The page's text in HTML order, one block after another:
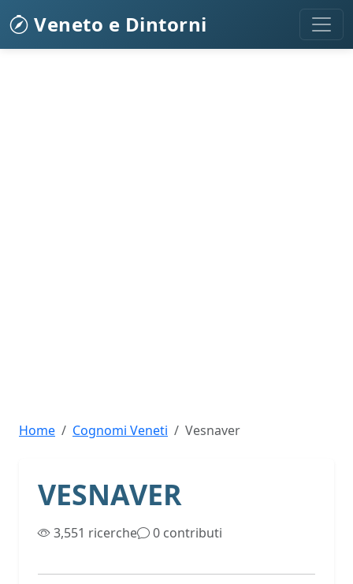
Veneto e Dintorni
Home Cognomi Veneti Vesnaver
VESNAVER
3,551 ricerche 0 contributi